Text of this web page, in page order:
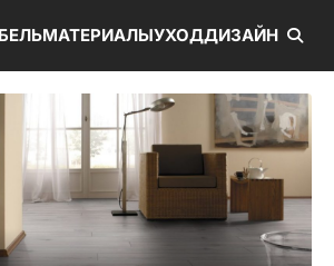
МАТЕРИАЛЫУХОДДИЗАЙН